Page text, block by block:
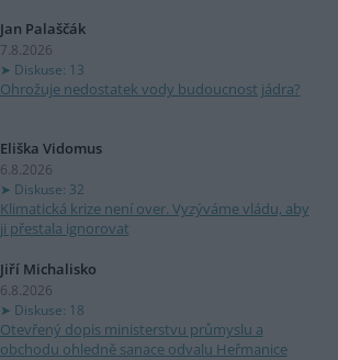
Jan Palaščák
7.8.2026
Diskuse: 13
Ohrožuje nedostatek vody budoucnost jádra?
Eliška Vidomus
6.8.2026
Diskuse: 32
Klimatická krize není over. Vyzýváme vládu, aby
ji přestala ignorovat
Jiří Michalisko
6.8.2026
Diskuse: 18
Otevřený dopis ministerstvu průmyslu a
obchodu ohledně sanace odvalu Heřmanice